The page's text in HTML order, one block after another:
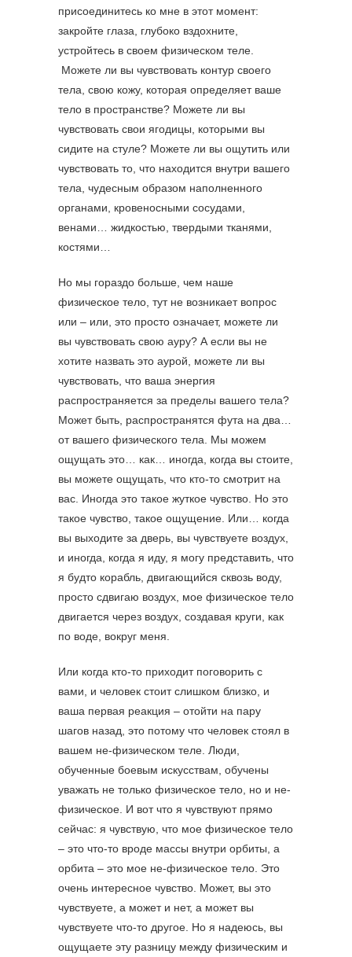
присоединитесь ко мне в этот момент:
закройте глаза, глубоко вздохните,
устройтесь в своем физическом теле.
Можете ли вы чувствовать контур своего
тела, свою кожу, которая определяет ваше
тело в пространстве? Можете ли вы
чувствовать свои ягодицы, которыми вы
сидите на стуле? Можете ли вы ощутить или
чувствовать то, что находится внутри вашего
тела, чудесным образом наполненного
органами, кровеносными сосудами,
венами… жидкостью, твердыми тканями,
костями…
Но мы гораздо больше, чем наше
физическое тело, тут не возникает вопрос
или – или, это просто означает, можете ли
вы чувствовать свою ауру? А если вы не
хотите назвать это аурой, можете ли вы
чувствовать, что ваша энергия
распространяется за пределы вашего тела?
Может быть, распространятся фута на два…
от вашего физического тела. Мы можем
ощущать это… как… иногда, когда вы стоите,
вы можете ощущать, что кто-то смотрит на
вас. Иногда это такое жуткое чувство. Но это
такое чувство, такое ощущение. Или… когда
вы выходите за дверь, вы чувствуете воздух,
и иногда, когда я иду, я могу представить, что
я будто корабль, двигающийся сквозь воду,
просто сдвигаю воздух, мое физическое тело
двигается через воздух, создавая круги, как
по воде, вокруг меня.
Или когда кто-то приходит поговорить с
вами, и человек стоит слишком близко, и
ваша первая реакция – отойти на пару
шагов назад, это потому что человек стоял в
вашем не-физическом теле. Люди,
обученные боевым искусствам, обучены
уважать не только физическое тело, но и не-
физическое. И вот что я чувствуют прямо
сейчас: я чувствую, что мое физическое тело
– это что-то вроде массы внутри орбиты, а
орбита – это мое не-физическое тело. Это
очень интересное чувство. Может, вы это
чувствуете, а может и нет, а может вы
чувствуете что-то другое. Но я надеюсь, вы
ощущаете эту разницу между физическим и